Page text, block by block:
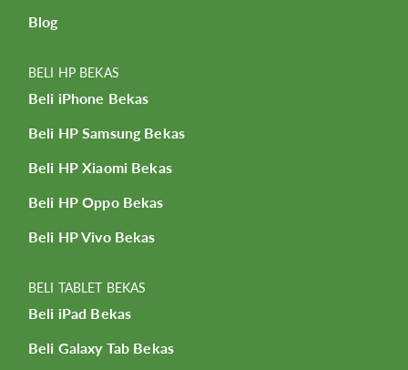
Blog
BELI HP BEKAS
Beli iPhone Bekas
Beli HP Samsung Bekas
Beli HP Xiaomi Bekas
Beli HP Oppo Bekas
Beli HP Vivo Bekas
BELI TABLET BEKAS
Beli iPad Bekas
Beli Galaxy Tab Bekas